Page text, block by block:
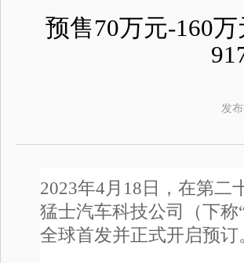
预售70万元-160
发布
2023年4月18日，在第二
猛士汽车科技公司（下
全球首发并正式开启预订